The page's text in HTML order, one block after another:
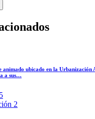
animado ubicado en la Urbanización
a sus…
2